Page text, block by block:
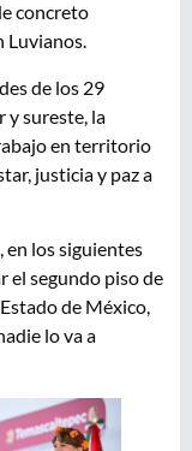
concreto
Luvianos.
de los 29
y sureste, la
en territorio
justicia y paz a
en los siguientes
el segundo piso de
de México,
lo va a